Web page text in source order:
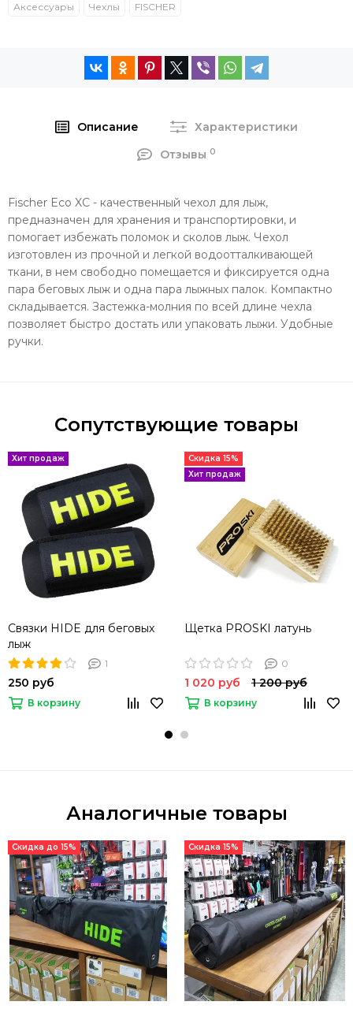
Аксессуары Чехлы FISCHER
Описание
Характеристики
Отзывы 0
Fischer Eco XC - качественный чехол для лыж,
предназначен для хранения и транспортировки, и
помогает избежать поломок и сколов лыж. Чехол
изготовлен из прочной и легкой водоотталкивающей
ткани, в нем свободно помещается и фиксируется одна
пара беговых лыж и одна пара лыжных палок. Компактно
складывается. Застежка-молния по всей длине чехла
позволяет быстро достать или упаковать лыжи. Удобные
ручки.
Сопутствующие товары
Хит продаж
Связки HIDE для беговых
лыж
1
250 руб
В корзину
Скидка 15%
Хит продаж
Щетка PROSKI латунь
0
1 020 руб 1 200 руб
В корзину
Аналогичные товары
Скидка до 15% Скидка 15%